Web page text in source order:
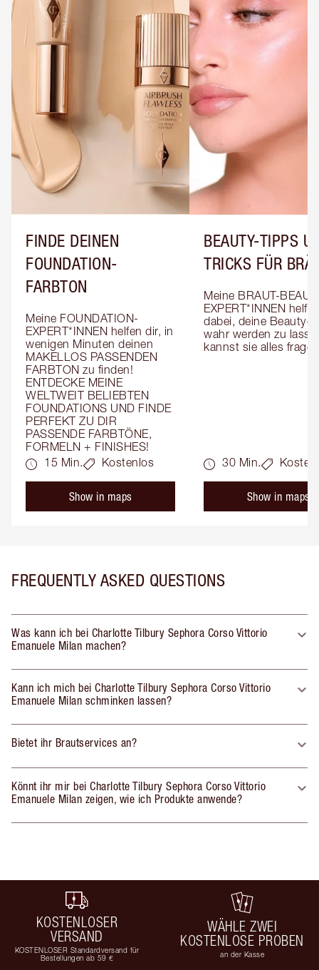
FINDE DEINEN
FOUNDATION-
FARBTON
Meine FOUNDATION-
EXPERT*INNEN helfen dir, in
wenigen Minuten deinen
MAKELLOS PASSENDEN
FARBTON zu finden!
ENTDECKE MEINE
WELTWEIT BELIEBTEN
FOUNDATIONS UND FINDE
PERFEKT ZU DIR
PASSENDE FARBTÖNE,
FORMELN + FINISHES!
15 Min.
Kostenlos
Show in maps
BEAUTY-TIPPS
TRICKS FÜR
Meine BRAUT-
EXPERT*INNEN
dabei, deine Beauty-
wahr werden zu
kannst sie alles
30 Min.
Show in maps
FREQUENTLY ASKED QUESTIONS
Was kann ich bei Charlotte Tilbury Sephora Corso Vittorio
Emanuele Milan machen?
Kann ich mich bei Charlotte Tilbury Sephora Corso Vittorio
Emanuele Milan schminken lassen?
Bietet ihr Brautservices an?
Könnt ihr mir bei Charlotte Tilbury Sephora Corso Vittorio
Emanuele Milan zeigen, wie ich Produkte anwende?
KOSTENLOSER
VERSAND
KOSTENLOSER Standardversand für
Bestellungen ab 59 €
WÄHLE ZWEI
KOSTENLOSE PROBEN
an der Kasse